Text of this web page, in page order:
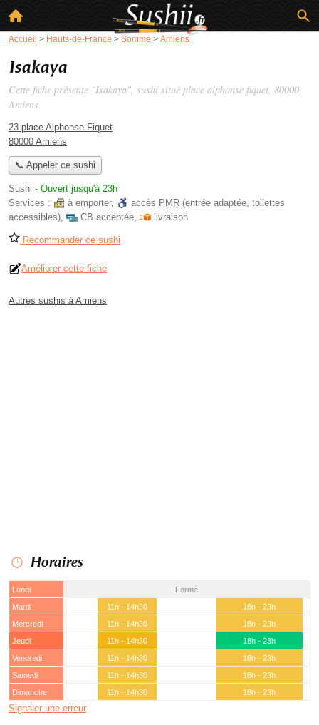
Accueil > Hauts-de-France > Somme > Amiens
Isakaya
Cette fiche présente "Isakaya", sushi situé place alphonse fiquet, 80000
Amiens.
23 place Alphonse Fiquet
80000 Amiens
📞 Appeler ce sushi
Sushi - Ouvert jusqu'à 23h
Services :
à emporter, accès PMR (entrée adaptée, toilettes
accessibles), CB acceptée, livraison
Recommander ce sushi
Améliorer cette fiche
Autres sushis à Amiens
Horaires
Lundi
Fermé
Mardi
11h - 14h30
18h - 23h
Mercredi
11h - 14h30
18h - 23h
Jeudi
11h - 14h30
18h - 23h
Vendredi
11h - 14h30
18h - 23h
Samedi
11h - 14h30
18h - 23h
Dimanche
11h - 14h30 18h - 23h
Signaler une erreur